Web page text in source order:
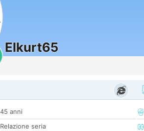
Elkurt65
45 anni
Relazione seria